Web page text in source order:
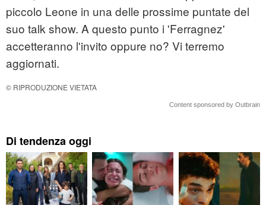
piccolo Leone in una delle prossime puntate del
suo talk show. A questo punto i 'Ferragnez'
accetteranno l'invito oppure no? Vi terremo
aggiornati.
© RIPRODUZIONE VIETATA
Content sponsored by Outbrain
Di tendenza oggi